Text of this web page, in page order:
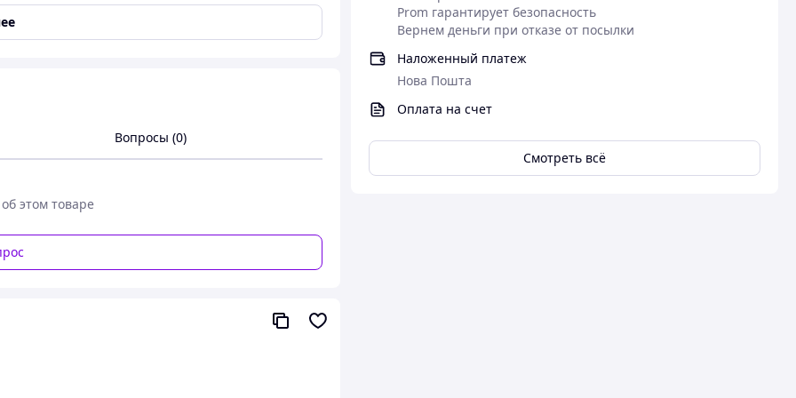
Prom гарантирует безопасность
Вернем деньги при отказе от посылки
Наложенный платеж
Нова Пошта
Оплата на счет
Смотреть всё
объемом 60 мл и аксессуары для удобного
Вопросы (0)
этом товаре